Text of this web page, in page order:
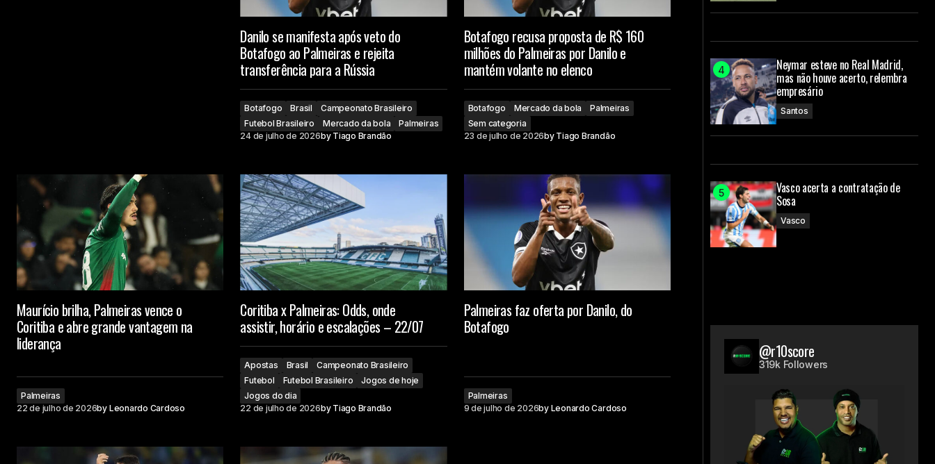
Danilo se manifesta após veto do
Botafogo ao Palmeiras e rejeita
transferência para a Rússia
Botafogo Brasil
Campeonato Brasileiro
Futebol Brasileiro
Mercado da bola
Palmeiras
24 de julho de 2026by Tiago Brandão
Botafogo recusa proposta de R$ 160
milhões do Palmeiras por Danilo e
mantém volante no elenco
Botafogo Mercado da bola
Palmeiras
Sem categoria
23 de julho de 2026by Tiago Brandão
Maurício brilha, Palmeiras vence o
Coritiba e abre grande vantagem na
liderança
Palmeiras
22 de julho de 2026by Leonardo Cardoso
Coritiba x Palmeiras: Odds, onde
assistir, horário e escalações – 22/07
Apostas Brasil
Campeonato Brasileiro
Futebol
Futebol Brasileiro
Jogos de hoje
Jogos do dia
22 de julho de 2026by Tiago Brandão
Palmeiras faz oferta por Danilo, do
Botafogo
Palmeiras
9 de julho de 2026by Leonardo Cardoso
Neymar esteve no Real Madrid,
mas não houve acerto, relembra
empresário
Santos
Vasco acerta a contratação de
Sosa
Vasco
@r10score
319k Followers